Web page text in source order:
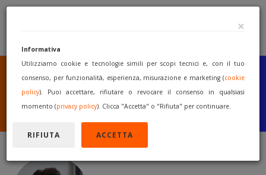
SEI UN COSTRUTTORE
O UN RIVENDITORE?
PUBBLICA GRATUITAMENTE
I TUOI MACCHINARI
INIZIA A VENDERE
×
Informativa
Utilizziamo cookie e tecnologie simili per scopi tecnici e, con il tuo
consenso, per funzionalità, esperienza, misurazione e marketing (cookie
policy). Puoi accettare, rifiutare o revocare il consenso in qualsiasi
momento (privacy policy). Clicca "Accetta" o "Rifiuta" per continuare.
RIFIUTA ACCETTA